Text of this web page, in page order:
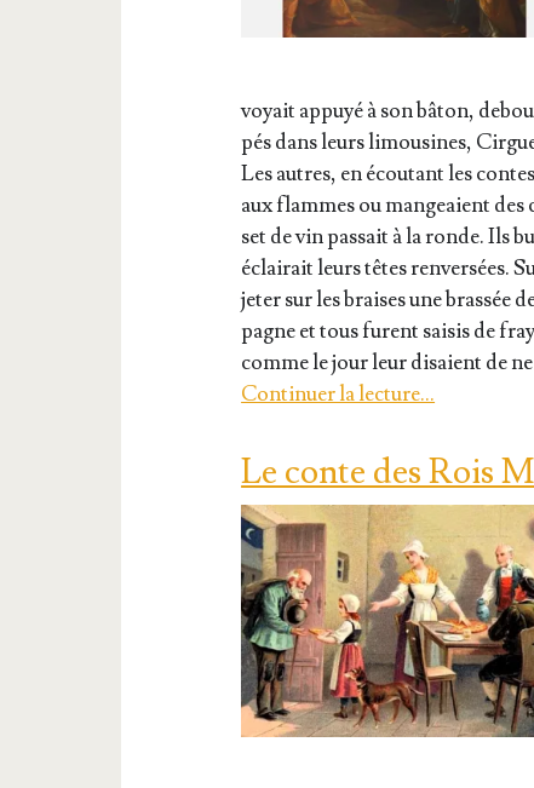
voyait appuyé à son bâton,
pés dans leurs limou­sines,
Les autres, en écou­tant les
aux flammes ou man­geaient
set de vin pas­sait à la ronde. Ils
éclai­rait leurs têtes ren­ver­sées.
jeter sur les braises une bras­sée
pagne et tous furent sai­sis de
comme le jour leur disaient de
Conti­nuer la lec­ture…
Le conte des Rois